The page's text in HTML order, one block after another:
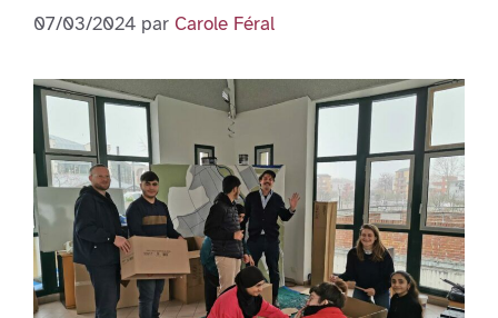
07/03/2024 par Carole Féral